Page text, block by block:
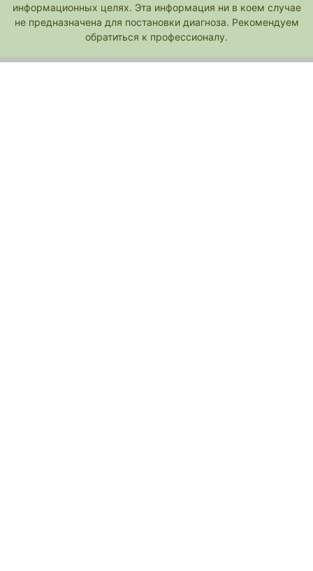
информационных целях. Эта информация ни в коем случае
не предназначена для постановки диагноза. Рекомендуем
обратиться к профессионалу.